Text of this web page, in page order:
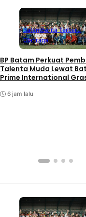
BatamBerita Terbaru
Olahraga
BP Batam Perkuat
Talenta Muda Lewat
Prime International
6 jam lalu